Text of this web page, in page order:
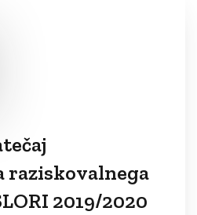
raziskovalnega
2019/2020